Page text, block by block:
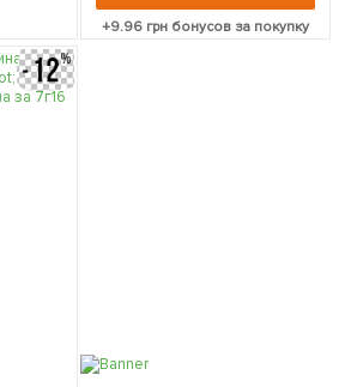
+9.96грн бонусов за покупку